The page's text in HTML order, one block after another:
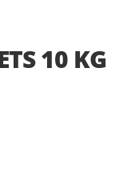
10 KG